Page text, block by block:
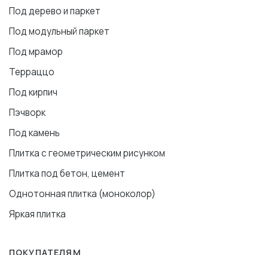
Под дерево и паркет
Под модульный паркет
Под мрамор
Терраццо
Под кирпич
Пэчворк
Под камень
Плитка с геометрическим рисунком
Плитка под бетон, цемент
Однотонная плитка (моноколор)
Яркая плитка
ПОКУПАТЕЛЯМ